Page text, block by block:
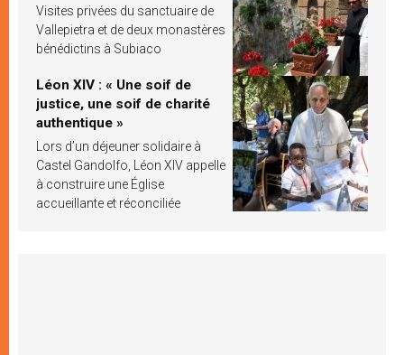
Visites privées du sanctuaire de
Vallepietra et de deux monastères
bénédictins à Subiaco
Léon XIV : « Une soif de
justice, une soif de charité
authentique »
Lors d’un déjeuner solidaire à
Castel Gandolfo, Léon XIV appelle
à construire une Église
accueillante et réconciliée